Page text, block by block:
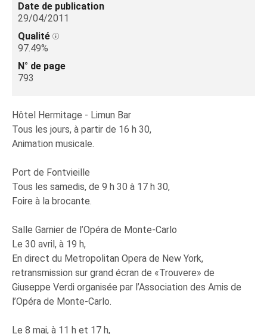
Date de publication
29/04/2011
Qualité
97.49%
N° de page
793
Hôtel Hermitage - Limun Bar
Tous les jours, à partir de 16 h 30,
Animation musicale.
Port de Fontvieille
Tous les samedis, de 9 h 30 à 17 h 30,
Foire à la brocante.
Salle Garnier de l’Opéra de Monte-Carlo
Le 30 avril, à 19 h,
En direct du Metropolitan Opera de New York,
retransmission sur grand écran de «Trouvere» de
Giuseppe Verdi organisée par l’Association des Amis de
l’Opéra de Monte-Carlo.
Le 8 mai, à 11 h et 17 h,